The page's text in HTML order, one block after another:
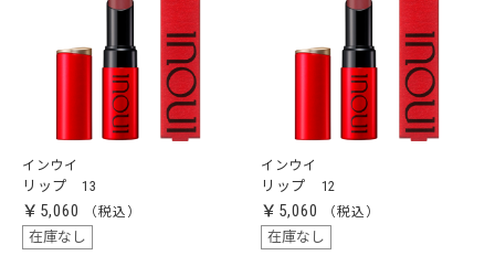
インウイ
リップ 13
￥5,060
在庫なし
インウイ
リップ 12
￥5,060
在庫なし